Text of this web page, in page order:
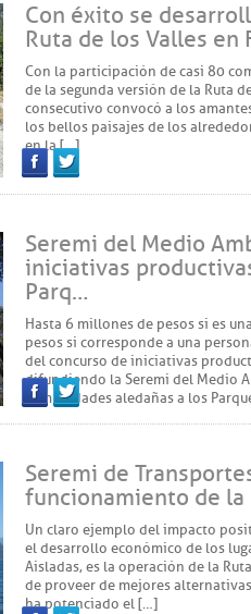
Con éxito se
Ruta de los Valles en
Con la participación de casi 80
de la segunda versión de la Ruta
consecutivo convocó a los
los bellos paisajes de los
en la […]
FacebookTwitter
Seremi del Medio
iniciativas
Parq…
Hasta 6 millones de pesos si es
pesos si corresponde a una
del concurso de iniciativas
difundiendo la Seremi del Medio
comunidades aledañas a los
FacebookTwitter
Seremi de
funcionamiento de la
Un claro ejemplo del impacto
el desarrollo económico de los
Aisladas, es la operación de la
de proveer de mejores
ha potenciado el […]